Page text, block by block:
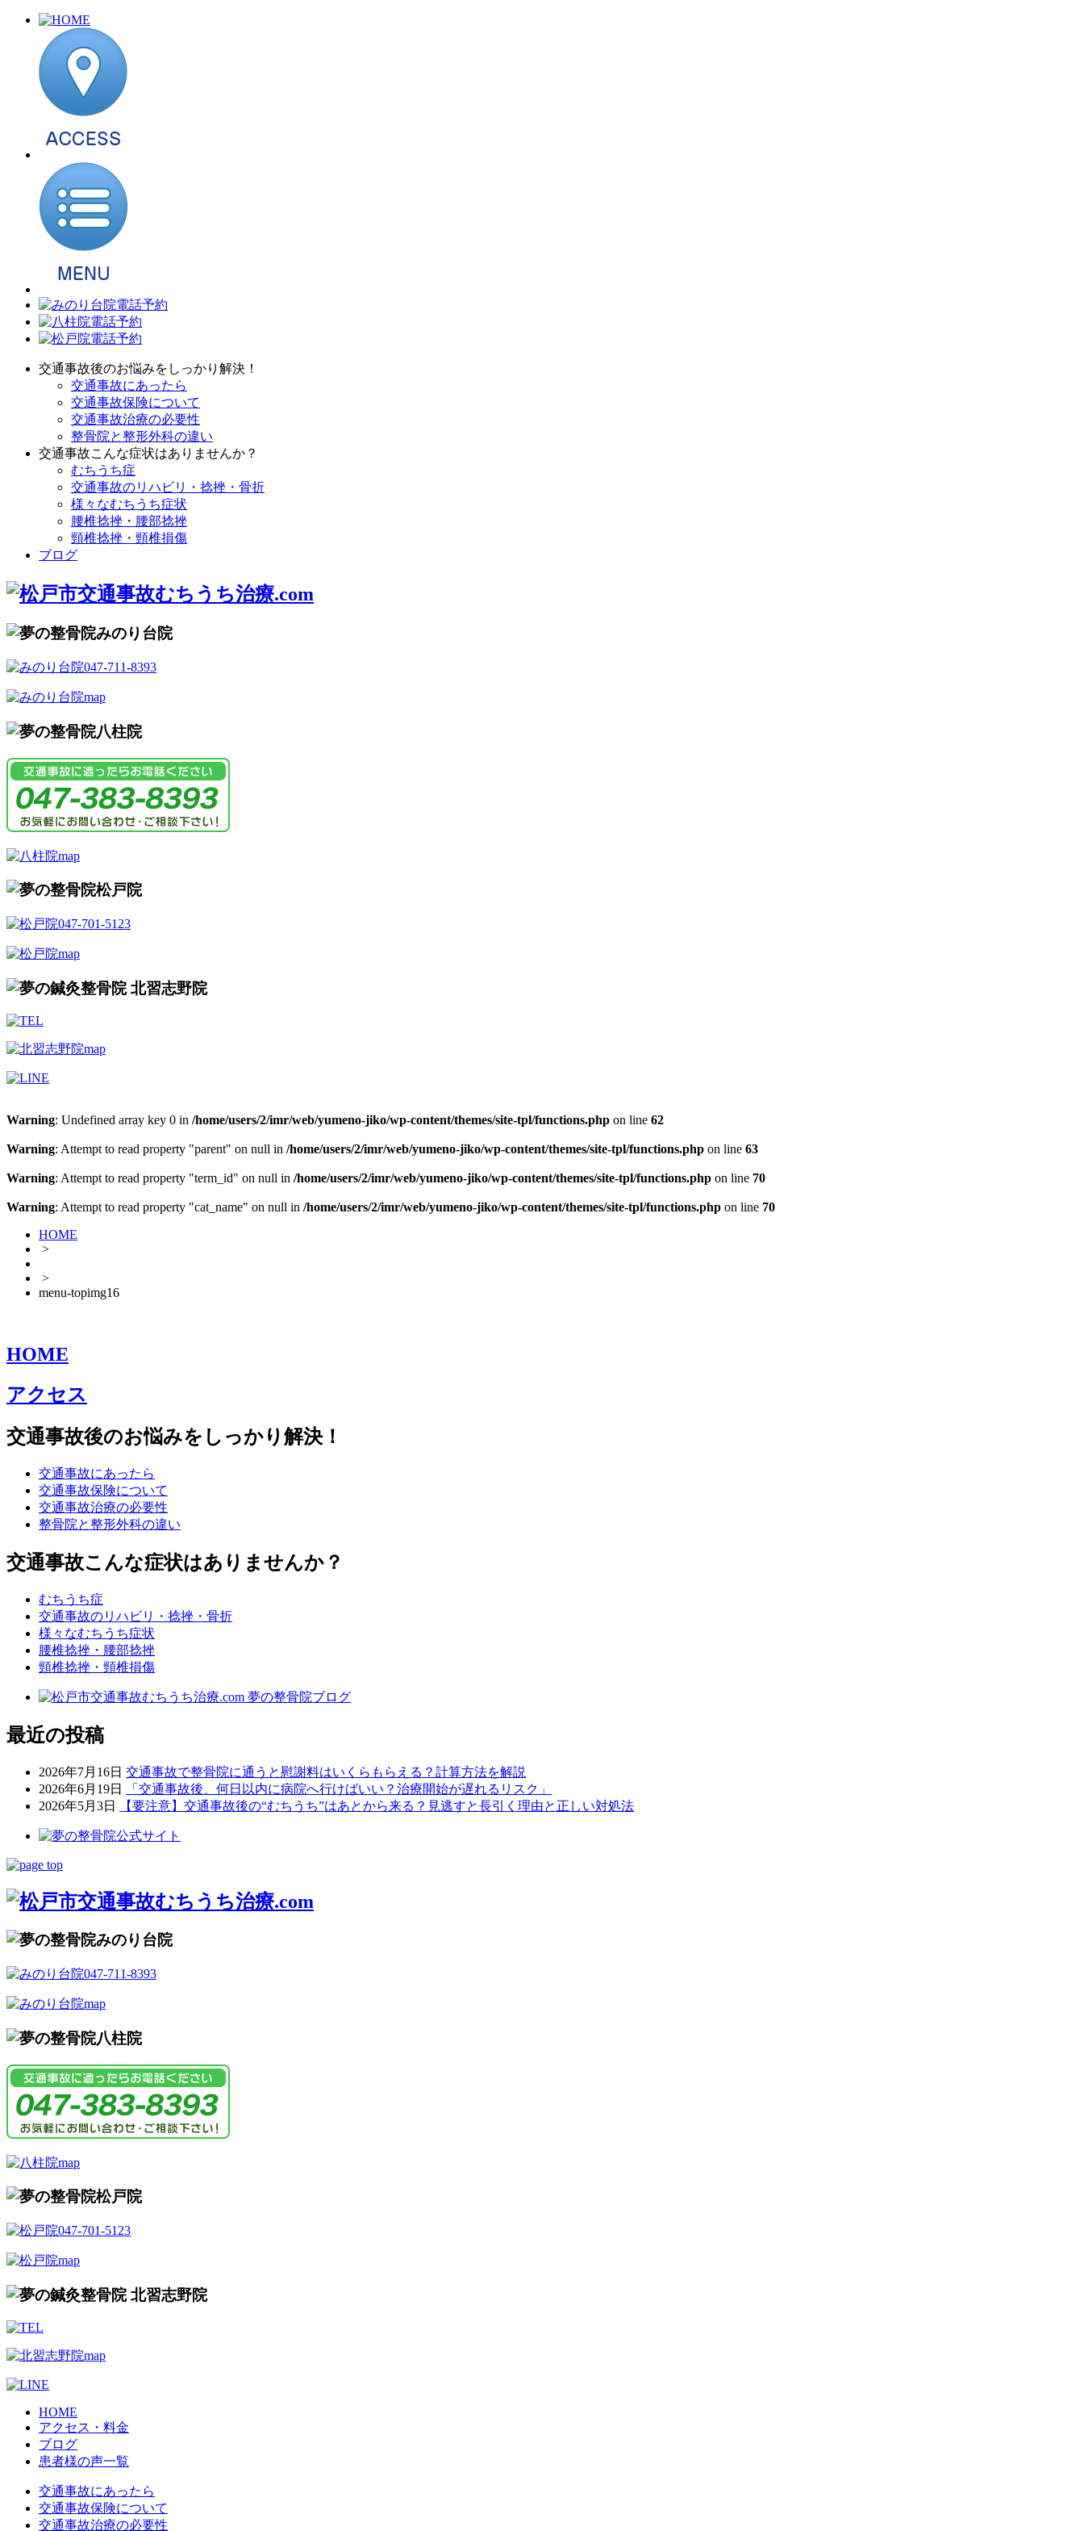
交通事故後のお悩みをしっかり解決！
交通事故にあったら
交通事故保険について
交通事故治療の必要性
整骨院と整形外科の違い
交通事故こんな症状はありませんか？
むちうち症
交通事故のリハビリ・捻挫・骨折
様々なむちうち症状
腰椎捻挫・腰部捻挫
頸椎捻挫・頸椎損傷
ブログ
Warning: Undefined array key 0 in /home/users/2/imr/web/yumeno-jiko/wp-content/themes/site-tpl/functions.php on line 62
Warning: Attempt to read property "parent" on null in /home/users/2/imr/web/yumeno-jiko/wp-content/themes/site-tpl/functions.php on line 63
Warning: Attempt to read property "term_id" on null in /home/users/2/imr/web/yumeno-jiko/wp-content/themes/site-tpl/functions.php on line 70
Warning: Attempt to read property "cat_name" on null in /home/users/2/imr/web/yumeno-jiko/wp-content/themes/site-tpl/functions.php on line 70
HOME
>
>
menu-topimg16
HOME
アクセス
交通事故後のお悩みをしっかり解決！
交通事故にあったら
交通事故保険について
交通事故治療の必要性
整骨院と整形外科の違い
交通事故こんな症状はありませんか？
むちうち症
交通事故のリハビリ・捻挫・骨折
様々なむちうち症状
腰椎捻挫・腰部捻挫
頸椎捻挫・頸椎損傷
最近の投稿
2026年7月16日 交通事故で整骨院に通うと慰謝料はいくらもらえる？計算方法を解説
2026年6月19日
「交通事故後、何日以内に病院へ行けばいい？治療開始が遅れるリスク」
2026年5月3日
【要注意】交通事故後の“むちうち”はあとから来る？見逃すと長引く理由と正しい対処法
HOME
アクセス・料金
ブログ
患者様の声一覧
交通事故にあったら
交通事故保険について
交通事故治療の必要性